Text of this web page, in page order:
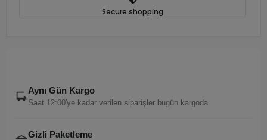
Secure shopping
Aynı Gün Kargo
Saat 12:00'ye kadar verilen siparişler bugün kargoda.
Gizli Paketleme